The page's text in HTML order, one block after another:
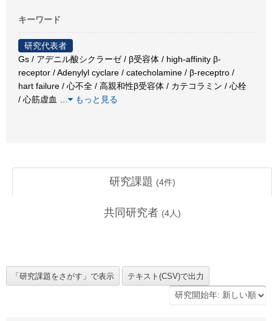
キーワード
研究代表者
Gs / アデニル酸シクラーゼ / β受容体 / high-affinity β-
receptor / Adenylyl cyclare / catecholamine / β-receptro /
hart failure / 心不全 / 高親和性β受容体 / カテコラミン / 心栓
/ 心筋虚血
もっと見る
研究課題 (4件)
共同研究者 (4人)